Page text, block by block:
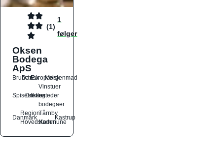
(1)
1
følger
Oksen
Bodega
ApS
Brunch
DanskEuropæiskMorgenmad
Spisesteder
Drikkesteder
Vinstuer
og
bodegaer
Danmark
Region
Hovedstaden
Tårnby
Kommune
Kastrup